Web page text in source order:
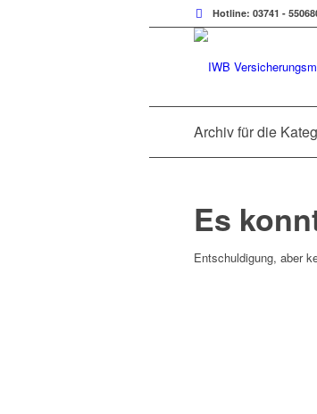
Hotline: 03741 -
Archiv für die
Es
Entschuldigung, aber